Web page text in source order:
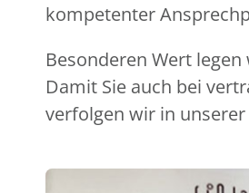
kompetenter
Besonderen Wert
Damit Sie auch bei
verfolgen wir in